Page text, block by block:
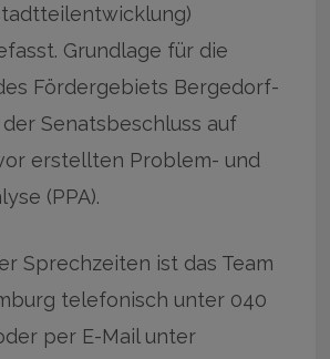
Grundlage für die
Fördergebiets Bergedorf-
Senatsbeschluss auf
erstellten Problem- und
(PPA).
Sprechzeiten ist das Team
telefonisch unter 040
per E-Mail unter